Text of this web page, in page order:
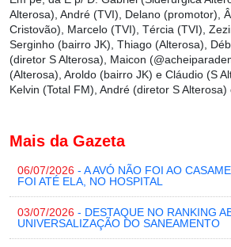
Alterosa), André (TVI), Delano (promotor),
Cristovão), Marcelo (TVI), Tércia (TVI),
Serginho (bairro JK), Thiago (Alterosa),
(diretor S Alterosa), Maicon
(Alterosa), Aroldo (bairro JK) e Cláudio (S
Kelvin (Total FM), André (diretor S
Mais da Gazeta
06/07/2026 - A AVÓ NÃO FOI AO
FOI ATÉ ELA, NO HOSPITAL
03/07/2026 - DESTAQUE NO RANKING
UNIVERSALIZAÇÃO DO SANEAMENTO